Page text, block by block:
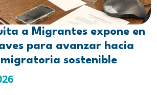
a Migrantes expone en
para avanzar hacia
sostenible